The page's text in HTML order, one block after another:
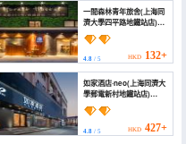
一間森林青年旅舍(上海同
濟大學四平路地鐵站店)
(Iforest Hostel
(Shanghai Tongji
University Siping Road
Metro Station))
4.8/ 5 HKD 132+
如家酒店·neo(上海同濟大
學郵電新村地鐵站店)
(Homeinn · neo
(Shanghai Tongji
University Youdian
Xincun Subway
4.8/ 5 HKD 427+